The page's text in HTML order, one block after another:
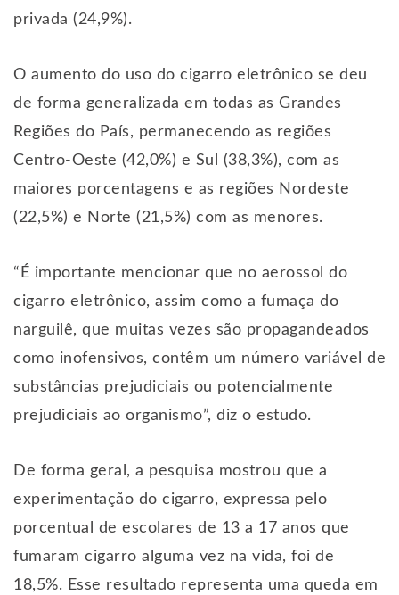
privada (24,9%).
O aumento do uso do cigarro eletrônico se deu
de forma generalizada em todas as Grandes
Regiões do País, permanecendo as regiões
Centro-Oeste (42,0%) e Sul (38,3%), com as
maiores porcentagens e as regiões Nordeste
(22,5%) e Norte (21,5%) com as menores.
“É importante mencionar que no aerossol do
cigarro eletrônico, assim como a fumaça do
narguilê, que muitas vezes são propagandeados
como inofensivos, contêm um número variável de
substâncias prejudiciais ou potencialmente
prejudiciais ao organismo”, diz o estudo.
De forma geral, a pesquisa mostrou que a
experimentação do cigarro, expressa pelo
porcentual de escolares de 13 a 17 anos que
fumaram cigarro alguma vez na vida, foi de
18,5%. Esse resultado representa uma queda em